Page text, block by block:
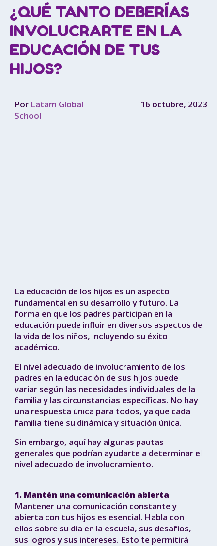
¿QUÉ TANTO DEBERÍAS
INVOLUCRARTE EN LA
EDUCACIÓN DE TUS
HIJOS?
Por Latam Global
School
16 octubre, 2023
La educación de los hijos es un aspecto
fundamental en su desarrollo y futuro. La
forma en que los padres participan en la
educación puede influir en diversos aspectos de
la vida de los niños, incluyendo su éxito
académico.
El nivel adecuado de involucramiento de los
padres en la educación de sus hijos puede
variar según las necesidades individuales de la
familia y las circunstancias específicas. No hay
una respuesta única para todos, ya que cada
familia tiene su dinámica y situación única.
Sin embargo, aquí hay algunas pautas
generales que podrían ayudarte a determinar el
nivel adecuado de involucramiento.
1. Mantén una comunicación abierta
Mantener una comunicación constante y
abierta con tus hijos es esencial. Habla con
ellos sobre su día en la escuela, sus desafíos,
sus logros y sus intereses. Esto te permitirá